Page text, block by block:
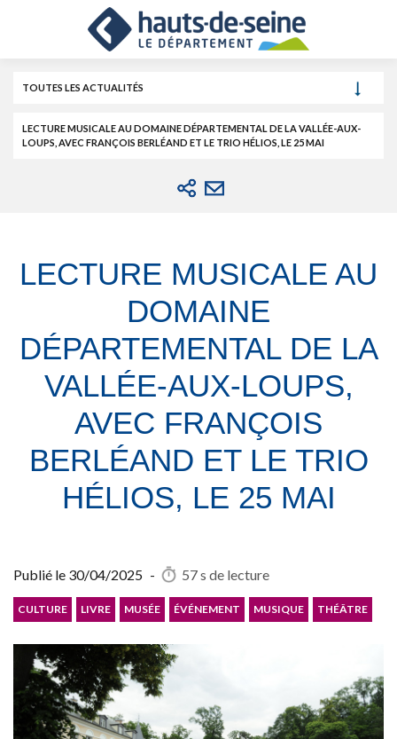
TOUTES LES ACTUALITÉS
LECTURE MUSICALE AU DOMAINE DÉPARTEMENTAL DE LA VALLÉE-AUX-
LOUPS, AVEC FRANÇOIS BERLÉAND ET LE TRIO HÉLIOS, LE 25 MAI
LECTURE MUSICALE AU
DOMAINE
DÉPARTEMENTAL DE LA
VALLÉE-AUX-LOUPS,
AVEC FRANÇOIS
BERLÉAND ET LE TRIO
HÉLIOS, LE 25 MAI
Publié le 30/04/2025 - 57 s de lecture
CULTURE LIVRE MUSÉE ÉVÉNEMENT MUSIQUE THÉÂTRE
Cookies et traceurs utilisés sur ce site.